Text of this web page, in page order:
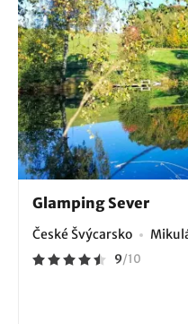
Glamping Sever
České Švýcarsko
9/10